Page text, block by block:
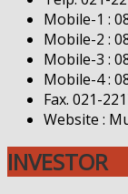
Mobile-1 :
Mobile-2 :
Mobile-3 :
Mobile-4 :
Fax. 021-
Website :
INVESTOR